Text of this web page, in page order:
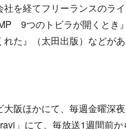
社を経てフリーランスの
9つのトビラが開くとき
た』（太田出版）などがあ
大阪ほかにて、毎週金曜深
」にて、毎放送1週間前